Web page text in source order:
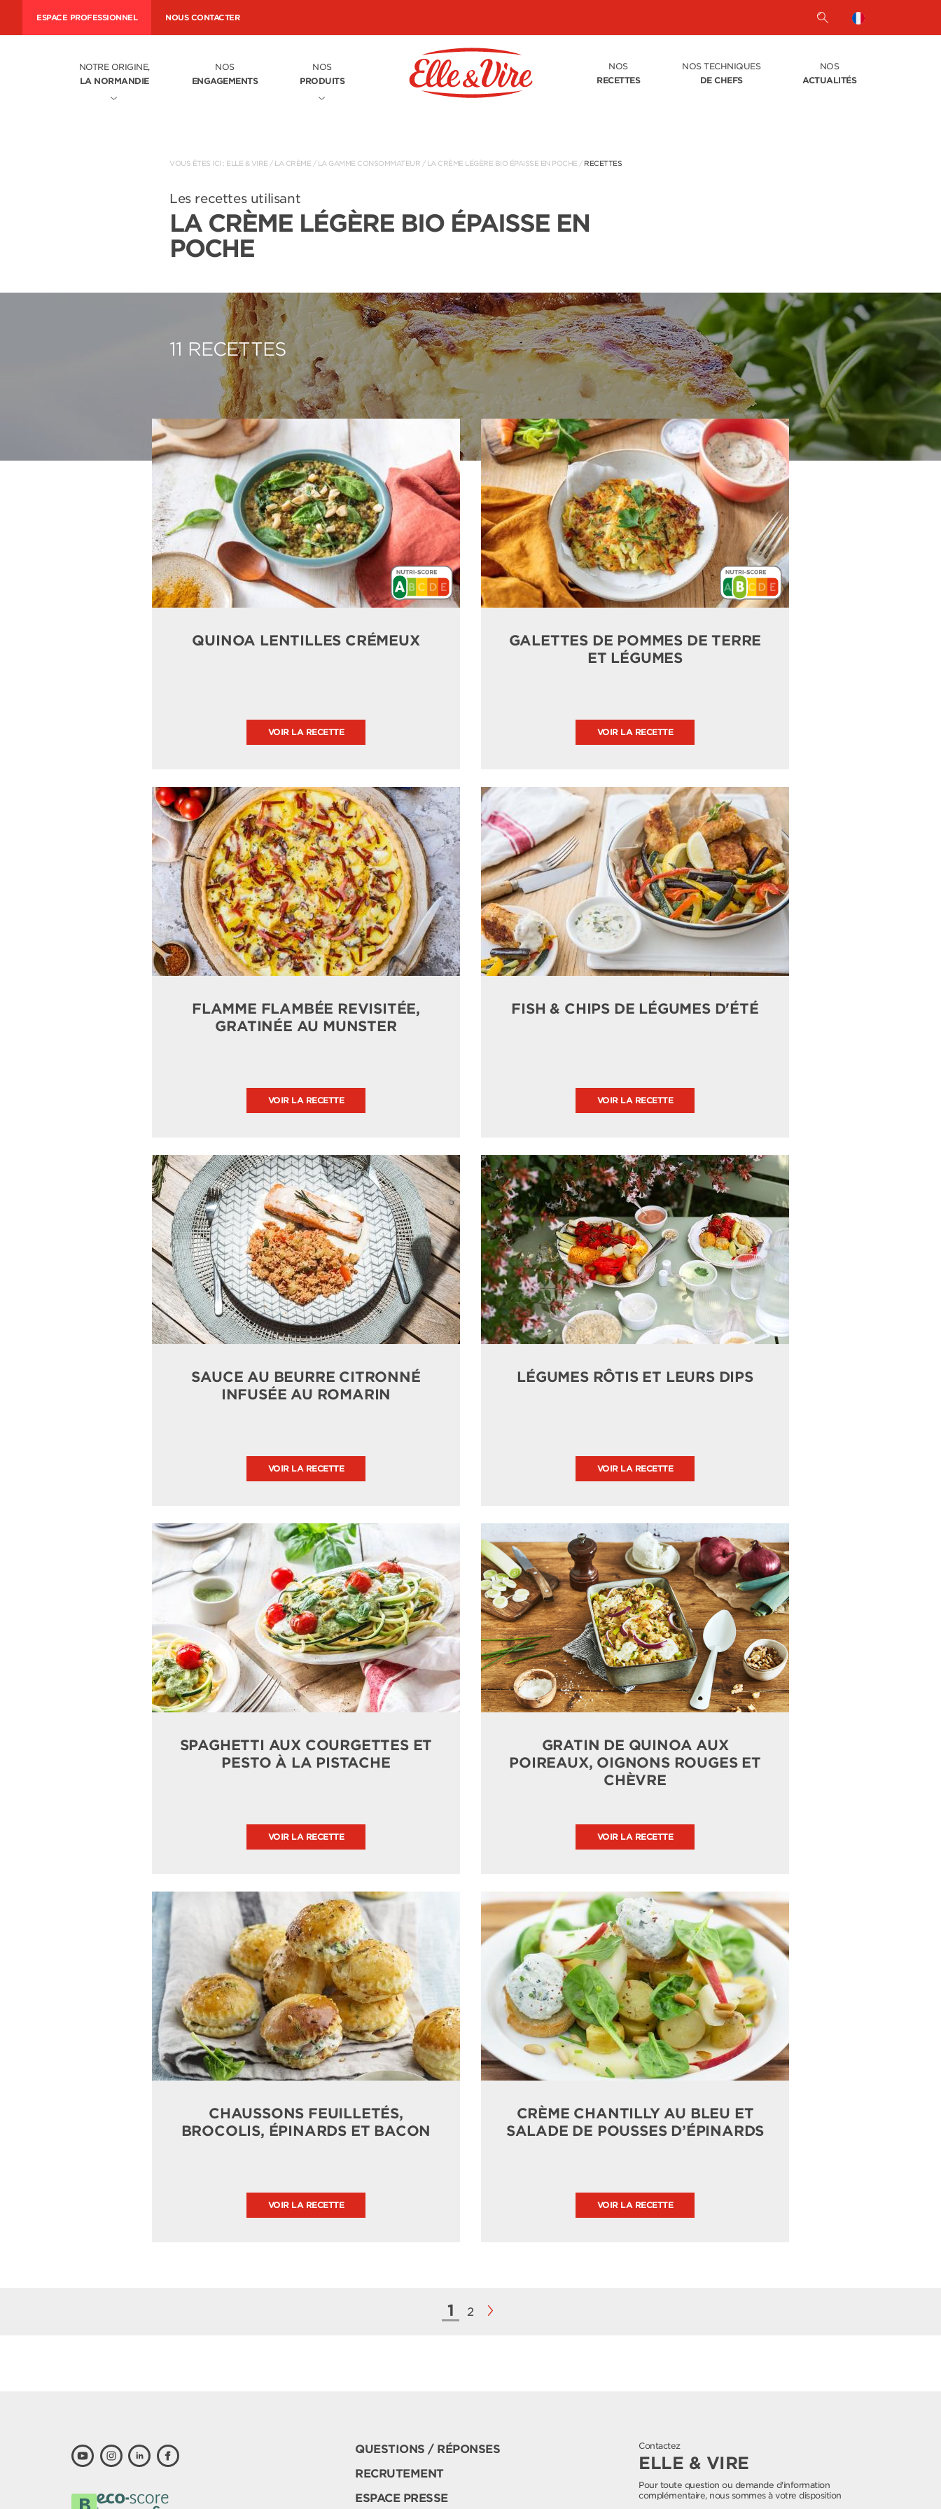
ESPACE PROFESSIONNEL NOUS CONTACTER
NOTRE ORIGINE,
LA NORMANDIE
NOS
ENGAGEMENTS
NOS
PRODUITS
NOS
RECETTES
NOS TECHNIQUES
DE CHEFS
NOS
ACTUALITÉS
VOUS ÊTES ICI : ELLE & VIRE / LA CRÈME / LA GAMME CONSOMMATEUR / LA CRÈME LÉGÈRE BIO ÉPAISSE EN POCHE / RECETTES
Les recettes utilisant
LA CRÈME LÉGÈRE BIO ÉPAISSE EN
POCHE
11 RECETTES
QUINOA LENTILLES CRÉMEUX
VOIR LA RECETTE
GALETTES DE POMMES DE TERRE
ET LÉGUMES
VOIR LA RECETTE
FLAMME FLAMBÉE REVISITÉE,
GRATINÉE AU MUNSTER
VOIR LA RECETTE
FISH & CHIPS DE LÉGUMES D'ÉTÉ
VOIR LA RECETTE
SAUCE AU BEURRE CITRONNÉ
INFUSÉE AU ROMARIN
VOIR LA RECETTE
LÉGUMES RÔTIS ET LEURS DIPS
VOIR LA RECETTE
SPAGHETTI AUX COURGETTES ET
PESTO À LA PISTACHE
VOIR LA RECETTE
GRATIN DE QUINOA AUX
POIREAUX, OIGNONS ROUGES ET
CHÈVRE
VOIR LA RECETTE
CHAUSSONS FEUILLETÉS,
BROCOLIS, ÉPINARDS ET BACON
VOIR LA RECETTE
CRÈME CHANTILLY AU BLEU ET
SALADE DE POUSSES D’ÉPINARDS
VOIR LA RECETTE
1 2
QUESTIONS / RÉPONSES
RECRUTEMENT
ESPACE PRESSE
Contactez
ELLE & VIRE
Pour toute question ou demande d'information
complémentaire, nous sommes à votre disposition